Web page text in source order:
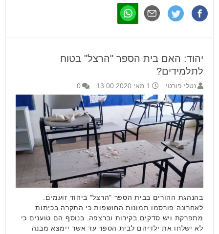
יהוד: האם בית הספר "הרצל" בטוח
לתלמידים?
נטלי פורטי 1 מאי 2020 13:00 0
בהנהגת ההורים בבית הספר "הרצל" ביהוד זועמים.
לאחרונה פורסמו תמונות החושפות כי התקרה בכיתות
מתפרקת ויש סדקים בקירות וברצפה. בנוסף הם טוענים כי
לא ישלחו את ילדיהם לבית הספר עד אשר יימצא מבנה